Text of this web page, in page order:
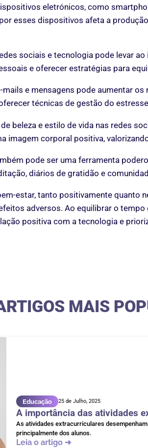
eletrónicos, como
esses dispositivos afeta a
sociais e tecnologia pode levar
e oferecer estratégias para
e mensagens pode aumentar
técnicas de gestão do
beleza e estilo de vida nas redes
imagem corporal positiva,
pode ser uma ferramenta
diários de gratidão e
estar, tanto positivamente quanto
adversos. Ao equilibrar o
positiva com a tecnologia e
MAIS
Educação 25 de Julho, 2025
A importância das atividades
As atividades extracurriculares
principalmente dos alunos.
Leia o artigo ➜